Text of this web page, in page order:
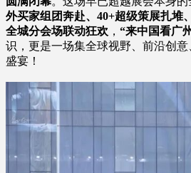
外买家组团奔赴、40+超级策展扎堆
全城分会场联动狂欢 ， “来中国看广
识，更是一场集全球视野、前沿创
盛宴！